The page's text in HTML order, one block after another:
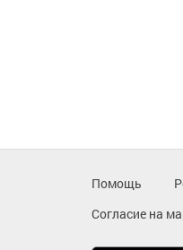
Помощь
Согласие на